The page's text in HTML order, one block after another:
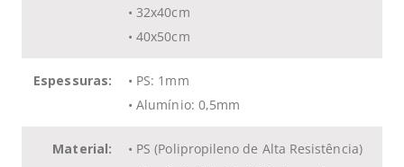
• 32x40cm
• 40x50cm
Espessuras:
• PS: 1mm
• Alumínio: 0,5mm
Material:
• PS (Polipropileno de Alta Resistência)